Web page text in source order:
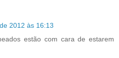
2012 às 16:13
estão com cara de estarem